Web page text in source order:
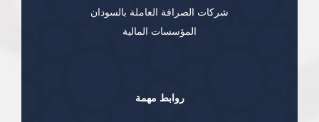
شركات الصرافة العاملة بالسودان
المؤسسات المالية
روابط مهمة